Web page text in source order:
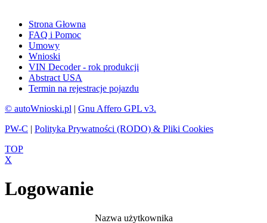
Strona Głowna
FAQ i Pomoc
Umowy
Wnioski
VIN Decoder - rok produkcji
Abstract USA
Termin na rejestracje pojazdu
© autoWnioski.pl | Gnu Affero GPL v3.
PW-C | Polityka Prywatności (RODO) & Pliki Cookies
TOP
X
Logowanie
Nazwa użytkownika